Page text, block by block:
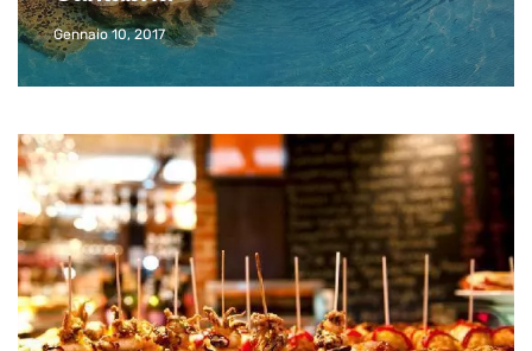
Gennaio 10, 2017